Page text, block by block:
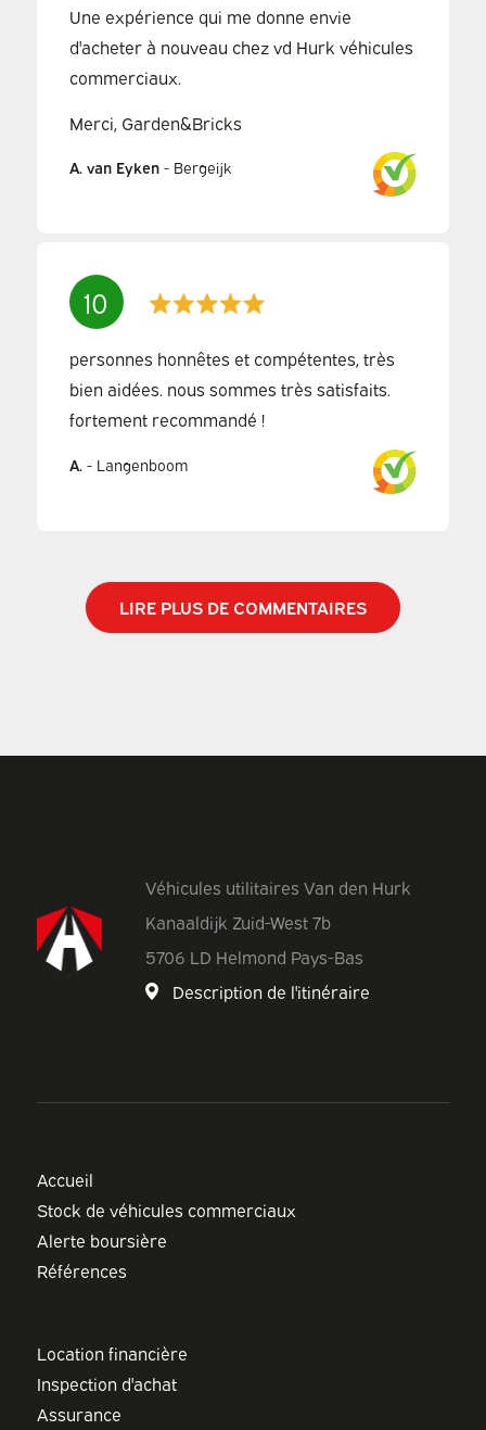
Une expérience qui me donne envie
d'acheter à nouveau chez vd Hurk véhicules
commerciaux.
Merci, Garden&Bricks
A. van Eyken- Bergeijk
10
personnes honnêtes et compétentes, très
bien aidées. nous sommes très satisfaits.
fortement recommandé !
A.- Langenboom
LIRE PLUS DE COMMENTAIRES
Véhicules utilitaires Van den Hurk
Kanaaldijk Zuid-West 7b
5706 LD Helmond Pays-Bas
Description de l'itinéraire
Accueil
Stock de véhicules commerciaux
Alerte boursière
Références
Location financière
Inspection d'achat
Assurance